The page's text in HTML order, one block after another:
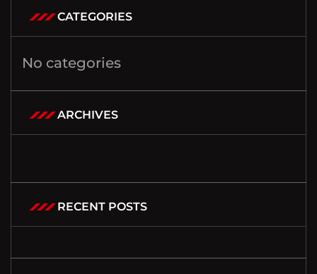
CATEGORIES
No categories
ARCHIVES
RECENT POSTS